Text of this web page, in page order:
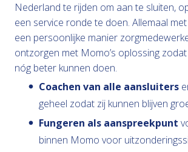
Nederland te rijden om aan te sluiten,
een service ronde te doen. Allemaal
een persoonlijke manier
ontzorgen met Momo’s oplossing
nóg beter kunnen doen.
Coachen van alle aansluiters
geheel zodat zij kunnen blijven
Fungeren als aanspreekpunt
binnen Momo voor